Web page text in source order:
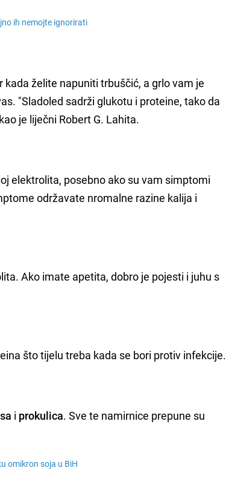
ih nemojte ignorirati
želite napuniti trbuščić, a grlo vam je
"Sladoled sadrži glukotu i proteine, tako da
je liječni Robert G. Lahita.
elektrolita, posebno ako su vam simptomi
održavate nromalne razine kalija i
Ako imate apetita, dobro je pojesti i juhu s
što tijelu treba kada se bori protiv infekcije.
i prokulica. Sve te namirnice prepune su
omikron soja u BiH